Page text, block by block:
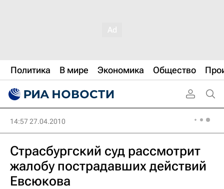
Политика В мире Экономика Общество
14:57 27.04.2010
Страсбургский суд рассмотрит
жалобу пострадавших действий
Евсюкова